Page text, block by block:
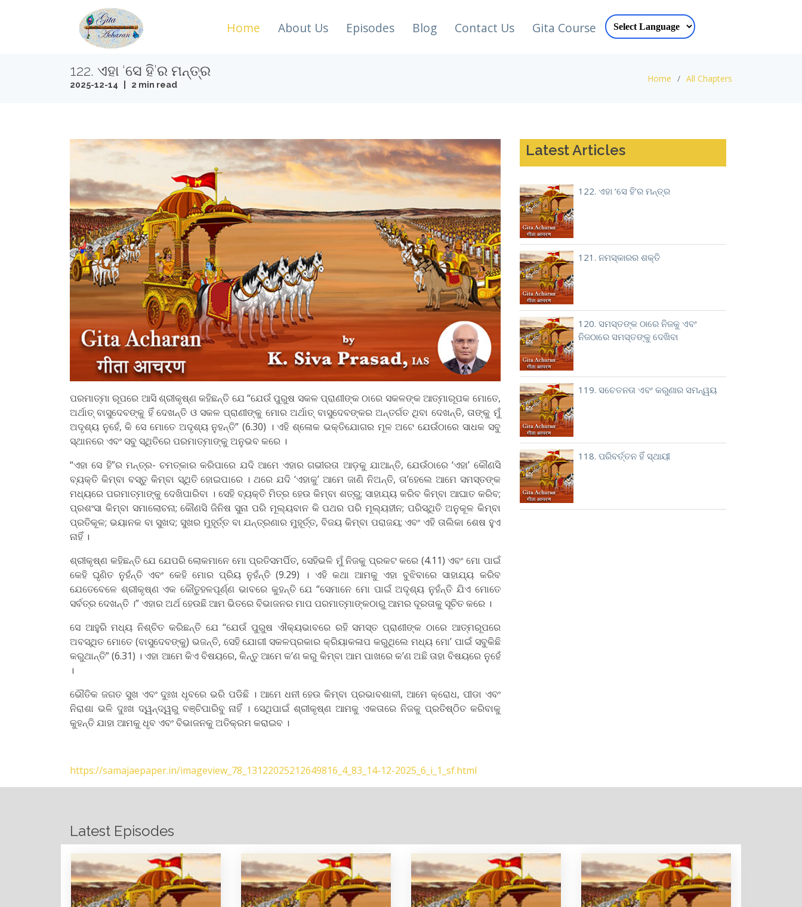
Home About Us Episodes Blog Contact Us Gita Course
122. ଏହା ‘ସେ ହି’ର ମନ୍ତ୍ର
2025-12-14 | 2 min read
Home All Chapters
Latest Articles
122. ଏହା ‘ସେ ହି’ର ମନ୍ତ୍ର
121. ନମସ୍କାରର ଶକ୍ତି
120. ସମସ୍ତଙ୍କ ଠାରେ ନିଜକୁ ଏବଂ
ନିଜଠାରେ ସମସ୍ତଙ୍କୁ ଦେଖିବା
119. ସଚେତନତା ଏବଂ କରୁଣାର ସମନ୍ୱୟ
118. ପରିବର୍ତ୍ତନ ହିଁ ସ୍ଥାୟୀ
ପରମାତ୍ମା ରୂପରେ ଆସି ଶ୍ରୀକୃଷ୍ଣ କହିଛନ୍ତି ଯେ “ଯେଉଁ ପୁରୁଷ ସକଳ ପ୍ରାଣୀଙ୍କ ଠାରେ ସକଳଙ୍କ ଆତ୍ମାରୂପକ ମୋତେ,
ଅର୍ଥାତ୍‌ ବାସୁଦେବଙ୍କୁ ହିଁ ଦେଖନ୍ତି ଓ ସକଳ ପ୍ରାଣୀଙ୍କୁ ମୋର ଅର୍ଥାତ୍‌ ବାସୁଦେବଙ୍କର ଅନ୍ତର୍ଗତ ଥିବା ଦେଖନ୍ତି, ତାଙ୍କୁ ମୁଁ
ଅଦୃଶ୍ୟ ନୁହେଁ, କି ସେ ମୋତେ ଅଦୃଶ୍ୟ ନୁହନ୍ତି” (6.30) । ଏହି ଶ୍ଳୋକ ଭକ୍ତିଯୋଗର ମୂଳ ଅଟେ ଯେଉଁଠାରେ ସାଧକ ସବୁ
ସ୍ଥାନରେ ଏବଂ ସବୁ ସ୍ଥିତିରେ ପରମାତ୍ମାଙ୍କୁ ଅନୁଭବ କରେ ।
“ଏହା ସେ ହି”ର ମନ୍ତ୍ର- ଚମତ୍କାର କରିପାରେ ଯଦି ଆମେ ଏହାର ଗଭୀରତା ଆଡ଼କୁ ଯାଆନ୍ତି, ଯେଉଁଠାରେ ‘ଏହା’ କୌଣସି
ବ୍ୟକ୍ତି କିମ୍ବା ବସ୍ତୁ କିମ୍ବା ସ୍ଥିତି ହୋଇପାରେ । ଥରେ ଯଦି ‘ଏହାକୁ’ ଆମେ ଜାଣି ନିଅନ୍ତି, ତା’ହେଲେ ଆମେ ସମସ୍ତଙ୍କ
ମଧ୍ୟରେ ପରମାତ୍ମାଙ୍କୁ ଦେଖିପାରିବା । ସେହି ବ୍ୟକ୍ତି ମିତ୍ର ହେଉ କିମ୍ବା ଶତ୍ରୁ; ସାହାଯ୍ୟ କରିବ କିମ୍ବା ଆଘାତ କରିବ;
ପ୍ରଶଂସା କିମ୍ବା ସମାଲୋଚନା; କୌଣସି ଜିନିଷ ସୁନା ପରି ମୂଲ୍ୟବାନ କି ପଥର ପରି ମୂଲ୍ୟହୀନ; ପରିସ୍ଥିତି ଅନୁକୂଳ କିମ୍ବା
ପ୍ରତିକୂଳ; ଭୟାନକ ବା ସୁଖଦ; ସୁଖର ମୁହୂର୍ତ୍ତ ବା ଯନ୍ତ୍ରଣାର ମୁହୂର୍ତ୍ତ, ବିଜୟ କିମ୍ବା ପରାଜୟ; ଏବଂ ଏହି ତାଲିକା ଶେଷ ହୁଏ
ନାହିଁ ।
ଶ୍ରୀକୃଷ୍ଣ କହିଛନ୍ତି ଯେ ଯେପରି ଲୋକମାନେ ମୋ ପ୍ରତିସମର୍ପିତ, ସେହିଭଳି ମୁଁ ନିଜକୁ ପ୍ରକଟ କରେ (4.11) ଏବଂ ମୋ ପାଇଁ
କେହି ଘୃଣିତ ନୁହଁନ୍ତି ଏବଂ କେହି ମୋର ପ୍ରିୟ ନୁହଁନ୍ତି (9.29) । ଏହି କଥା ଆମକୁ ଏହା ବୁଝିବାରେ ସାହାଯ୍ୟ କରିବ
ଯେତେବେଳେ ଶ୍ରୀକୃଷ୍ଣ ଏକ କୌତୁହଳପୂର୍ଣ୍ଣ ଭାବରେ କୁହନ୍ତି ଯେ “ସେମାନେ ମୋ ପାଇଁ ଅଦୃଶ୍ୟ ନୁହଁନ୍ତି ଯିଏ ମୋତେ
ସର୍ବତ୍ର ଦେଖନ୍ତି ।” ଏହାର ଅର୍ଥ ହେଉଛି ଆମ ଭିତରେ ବିଭାଜନର ମାପ ପରମାତ୍ମାଙ୍କଠାରୁ ଆମର ଦୂରତାକୁ ସୂଚିତ କରେ ।
ସେ ଆହୁରି ମଧ୍ୟ ନିଶ୍ଚିତ କରିଛନ୍ତି ଯେ “ଯେଉଁ ପୁରୁଷ ଐକ୍ୟଭାବରେ ରହି ସମସ୍ତ ପ୍ରାଣୀଙ୍କ ଠାରେ ଆତ୍ମରୂପରେ
ଅବସ୍ଥିତ ମୋତେ (ବାସୁଦେବଙ୍କୁ) ଭଜନ୍ତି, ସେହି ଯୋଗୀ ସକଳପ୍ରକାର କ୍ରିୟାକଳାପ କରୁଥିଲେ ମଧ୍ୟ ମୋ’ ପାଇଁ ସବୁକିଛି
କରୁଥାନ୍ତି” (6.31) । ଏହା ଆମେ କିଏ ବିଷୟରେ, କିନ୍ତୁ ଆମେ କ’ଣ କରୁ କିମ୍ବା ଆମ ପାଖରେ କ’ଣ ଅଛି ତାହା ବିଷୟରେ ନୁହେଁ
।
ଭୌତିକ ଜଗତ ସୁଖ ଏବଂ ଦୁଃଖ ଧୃବରେ ଭରି ପଡିଛି । ଆମେ ଧନୀ ହେଉ କିମ୍ବା ପ୍ରଭାବଶାଳୀ, ଆମେ କ୍ରୋଧ, ପୀଡା ଏବଂ
ନିରାଶା ଭଳି ଦୁଃଖ ଦ୍ୱନ୍ଦ୍ୱରୁ ବଞ୍ଚିପାରିବୁ ନାହିଁ । ସେଥିପାଇଁ ଶ୍ରୀକୃଷ୍ଣ ଆମକୁ ଏକତାରେ ନିଜକୁ ପ୍ରତିଷ୍ଠିତ କରିବାକୁ
କୁହନ୍ତି ଯାହା ଆମକୁ ଧୃବ ଏବଂ ବିଭାଜନକୁ ଅତିକ୍ରମ କରାଇବ ।
https://samajaepaper.in/imageview_78_13122025212649816_4_83_14-12-2025_6_i_1_sf.html
Latest Episodes